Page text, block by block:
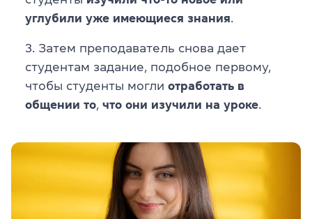
углубили уже имеющиеся знания.
Затем преподаватель снова дает
студентам задание, подобное первому,
чтобы студенты могли отработать в
общении то, что они изучили на уроке.